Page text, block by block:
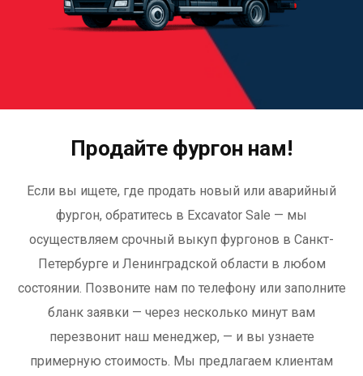
Продайте фургон нам!
Если вы ищете, где продать новый или аварийный
фургон, обратитесь в Excavator Sale — мы
осуществляем срочный выкуп фургонов в Санкт-
Петербурге и Ленинградской области в любом
состоянии. Позвоните нам по телефону или заполните
бланк заявки — через несколько минут вам
перезвонит наш менеджер, — и вы узнаете
примерную стоимость. Мы предлагаем клиентам